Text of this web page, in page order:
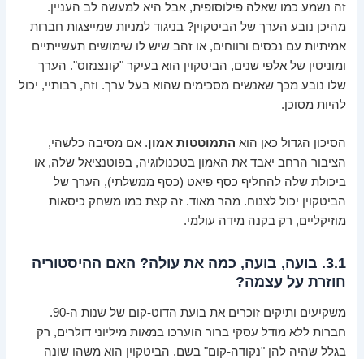
זה נשמע כמו שאלה פילוסופית, אבל היא למעשה לב העניין.
מהיכן נובע הערך של הביטקוין? בניגוד למניות שמייצגות חברות
אמיתיות עם נכסים ורווחים, או זהב שיש לו שימושים תעשייתיים
ומוניטין של אלפי שנים, הביטקוין הוא בעיקר "קונצנזוס". הערך
שלו נובע מכך שאנשים מסכימים שהוא בעל ערך. וזה, רבותיי, יכול
להיות מסוכן.
הסיכון הגדול כאן הוא התמוטטות אמון. אם מסיבה כלשהי,
הציבור הרחב יאבד את האמון בטכנולוגיה, בפוטנציאל שלה, או
ביכולת שלה להחליף כסף פיאט (כסף ממשלתי), הערך של
הביטקוין יכול לצנוח. מהר מאוד. זה קצת כמו משחק כיסאות
מוזיקליים, רק בקנה מידה עולמי.
3.1. בועה, בועה, כמה את עולה? האם ההיסטוריה
חוזרת על עצמה?
משקיעים ותיקים זוכרים את בועת הדוט-קום של שנות ה-90.
חברות ללא מודל עסקי ברור הוערכו במאות מיליוני דולרים, רק
בגלל שהיה להן "נקודה-קום" בשם. הביטקוין הוא משהו שונה